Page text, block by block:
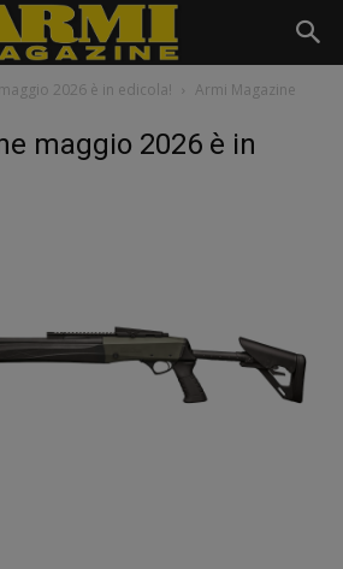
2026 è in edicola!
Armi Magazine
maggio 2026 è in